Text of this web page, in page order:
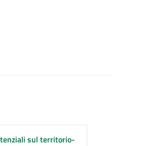
sul territorio-